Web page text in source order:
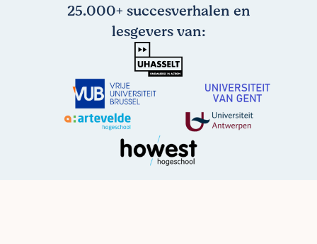
25.000+ succesverhalen en
lesgevers van: